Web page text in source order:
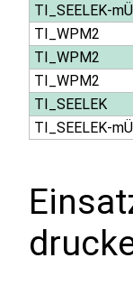
TI_SEELEK-mÜ
TI_WPM2
TI_WPM2
TI_WPM2
TI_SEELEK
TI_SEELEK-mÜ